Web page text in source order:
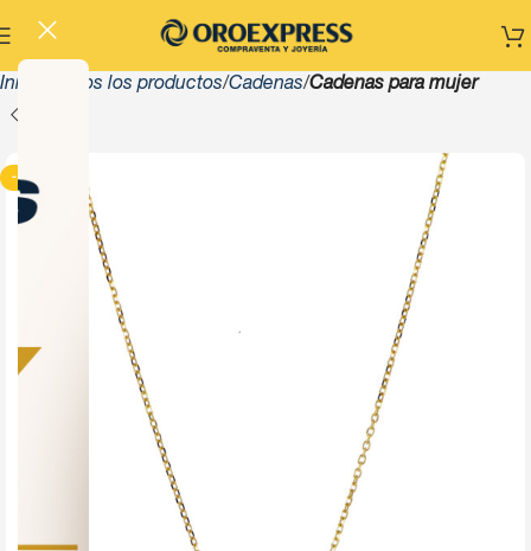
Inicio Todos los productos Cadenas Cadenas para mujer
-13%